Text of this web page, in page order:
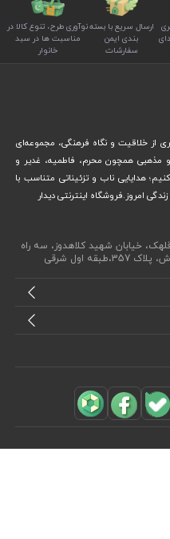
(0)
ارسال سریع با بسته
بندی ایمن
سفارشات
نوآوری طرح، تنوع کالا در
مناسبت ها در سبد
خانوار
از خلاقیت و نگاه فرهنگی، مجموعه‌ای
مذهبی همچون محرم، فاطمیه، غدیر و
هدایایی ناب و تزئیناتی متناسب با
امروز.فروشگاه اینترنتی دیدار
قلهک، خیابان شهید کلاهدوز، سه راه
اول شرقی